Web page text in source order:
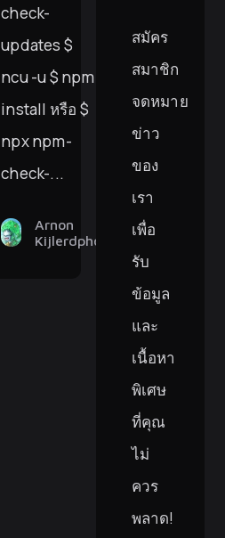
check-
updates $
ncu -u $ npm
install หรือ $
npx npm-
check-...
Arnon
Kijlerdphon
สมัคร
สมาชิก
จดหมาย
ข่าว
ของ
เรา
เพื่อ
รับ
ข้อมูล
และ
เนื้อหา
พิเศษ
ที่คุณ
ไม่
ควร
พลาด!